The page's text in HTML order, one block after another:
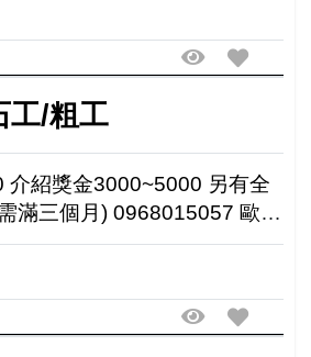
工/粗工
介紹獎金3000~5000 另有全
滿三個月) 0968015057 歐經
主任 0902102465 林組長